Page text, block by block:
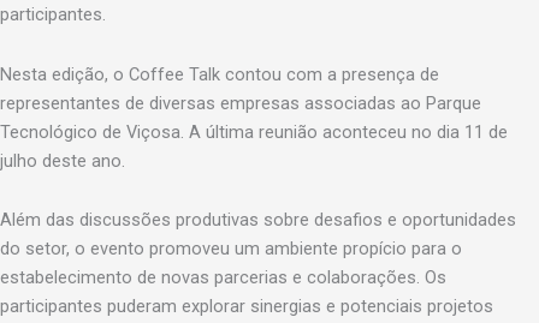
participantes.
Nesta edição, o Coffee Talk contou com a presença de
representantes de diversas empresas associadas ao Parque
Tecnológico de Viçosa. A última reunião aconteceu no dia 11 de
julho deste ano.
Além das discussões produtivas sobre desafios e oportunidades
do setor, o evento promoveu um ambiente propício para o
estabelecimento de novas parcerias e colaborações. Os
participantes puderam explorar sinergias e potenciais projetos